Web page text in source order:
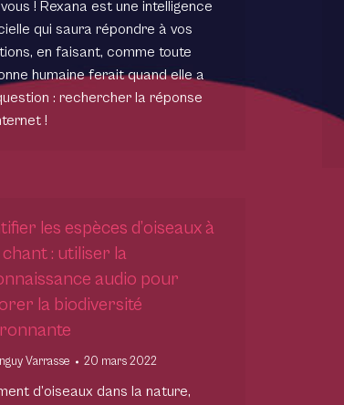
! Rexana est une intelligence
qui saura répondre à vos
en faisant, comme toute
humaine ferait quand elle a
: rechercher la réponse
!
les espèces d’oiseaux à
: utiliser la
audio pour
la biodiversité
Varrasse 20 mars 2022
d’oiseaux dans la nature,